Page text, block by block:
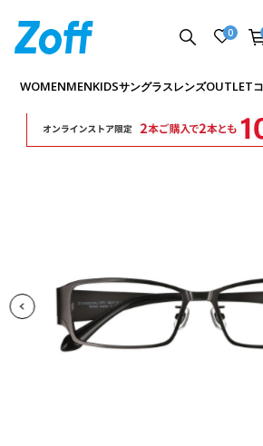
0
WOMENMENKIDSサングラスレンズOUTLET
商品詳細ページへ